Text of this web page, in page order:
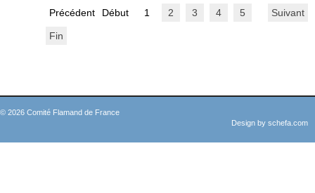
Début
Précédent 1 2 3 4 5 Suivant
Fin
© 2026 Comité Flamand de France
Design by schefa.com